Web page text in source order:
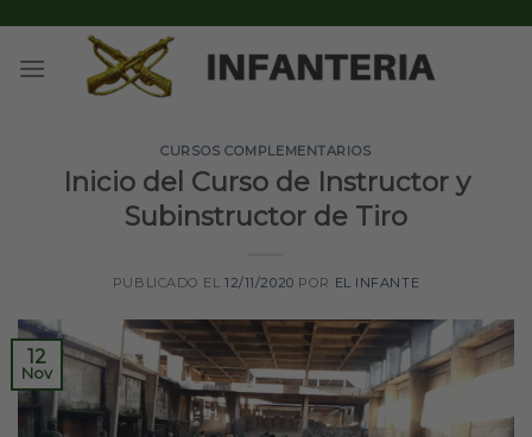
content
CURSOS COMPLEMENTARIOS
Inicio del Curso de Instructor y
Subinstructor de Tiro
PUBLICADO EL12/11/2020 POR EL INFANTE
12
Nov